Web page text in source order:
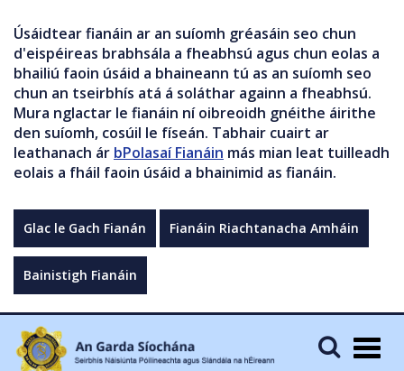
Úsáidtear fianáin ar an suíomh gréasáin seo chun
d'eispéireas brabhsála a fheabhsú agus chun eolas a
bhailiú faoin úsáid a bhaineann tú as an suíomh seo
chun an tseirbhís atá á soláthar againn a fheabhsú.
Mura nglactar le fianáin ní oibreoidh gnéithe áirithe
den suíomh, cosúil le físeán. Tabhair cuairt ar
leathanach ár bPolasaí Fianáin más mian leat tuilleadh
eolais a fháil faoin úsáid a bhainimid as fianáin.
Glac le Gach Fianán Fianáin Riachtanacha Amháin
Bainistigh Fianáin